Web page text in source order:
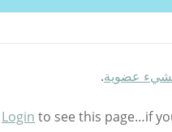
عضوية.
Login to see this page…if